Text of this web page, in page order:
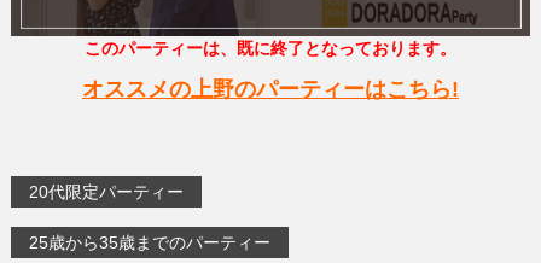
このパーティーは、既に終了となっております。
オススメの上野のパーティーはこちら!
20代限定パーティー
25歳から35歳までのパーティー